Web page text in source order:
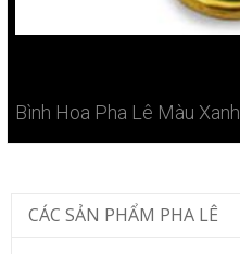
CÁC SẢN PHẨM PHA LÊ